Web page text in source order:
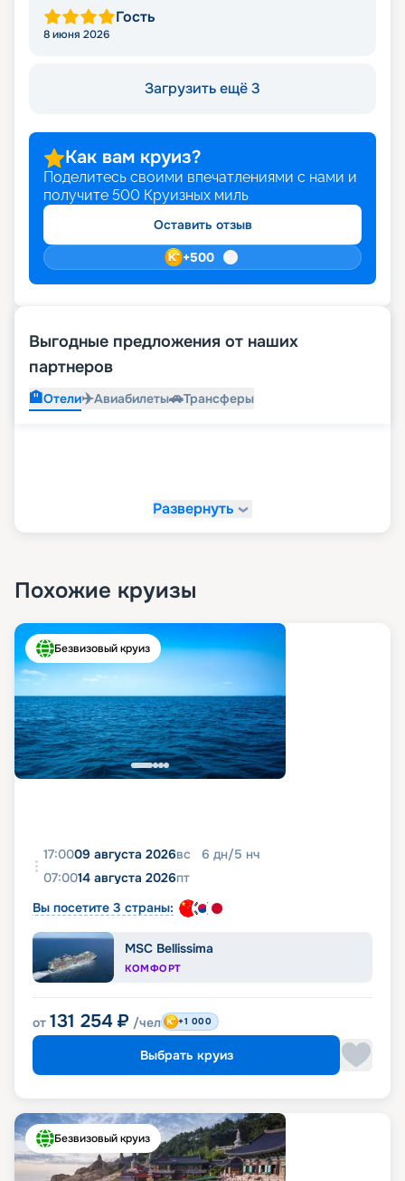
Гость
8 июня 2026
Загрузить ещё 3
Как вам круиз?
Поделитесь своими впечатлениями с нами и
получите 500 Круизных миль
Оставить отзыв
+500
Выгодные предложения от наших
партнеров
🏨Отели✈️Авиабилеты🚗Трансферы
Развернуть
Похожие круизы
Безвизовый круиз
17:0009 августа 2026вс 6 дн/5 нч
07:0014 августа 2026пт
Вы посетите 3 страны:
MSC Bellissima
КОМФОРТ
от 131 254 ₽ /чел +1 000
Выбрать круиз
Безвизовый круиз